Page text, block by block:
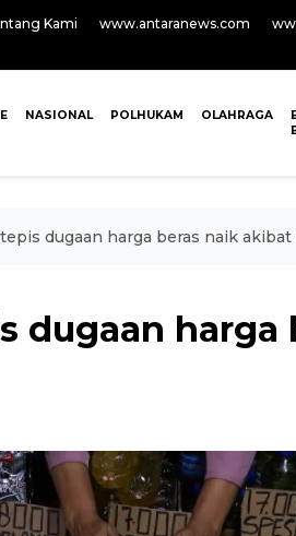
Kami www.antaranews.com
NASIONAL POLHUKAM OLAHRAGA
dugaan harga beras naik
dugaan harga